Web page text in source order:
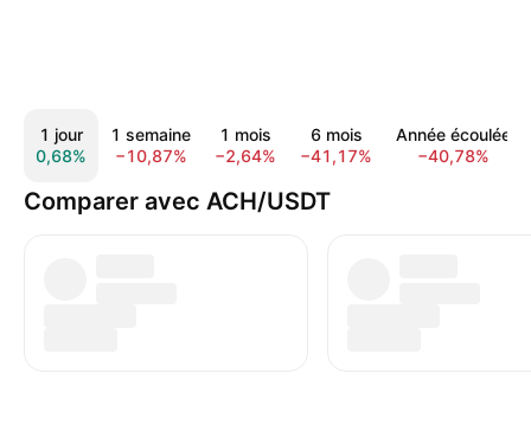
1 jour
0,68%
1 semaine
−10,87%
1 mois
−2,64%
6 mois
−41,17%
Année écoulée
−40,78%
Comparer avec ACH/USDT